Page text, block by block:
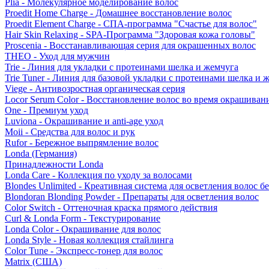
Plia - Молекулярное моделирование волос
Proedit Home Charge - Домашнее восстановление волос
Proedit Element Charge - СПА-программа "Счастье для волос"
Hair Skin Relaxing - SPA-Программа "Здоровая кожа головы"
Proscenia - Восстанавливающая серия для окрашенных волос
THEO - Уход для мужчин
Trie - Линия для укладки с протеинами шелка и жемчуга
Trie Tuner - Линия для базовой укладки с протеинами шелка и
Viege - Антивозростная органическая серия
Locor Serum Color - Восстановление волос во время
One - Премиум уход
Luviona - Окрашивание и anti-age уход
Moii - Средства для волос и рук
Rufor - Бережное выпрямление волос
Londa (Германия)
Принадлежности Londa
Londa Care - Коллекция по уходу за волосами
Blondes Unlimited - Креативная система для осветления волос
Blondoran Blonding Powder - Препараты для осветления волос
Color Switch - Оттеночная краска прямого действия
Curl & Londa Form - Текстурирование
Londa Color - Окрашивание для волос
Londa Style - Новая коллекция стайлинга
Color Tune - Экспресс-тонер для волос
Matrix (США)